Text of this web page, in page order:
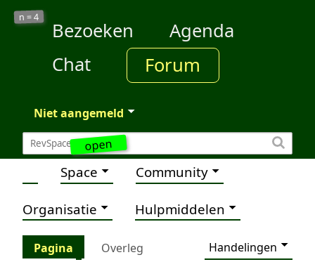
open
n =4
Bezoeken
Agenda
Chat
Forum
Niet aangemeld
Space Community
Organisatie Hulpmiddelen
Pagina Overleg
Handelingen